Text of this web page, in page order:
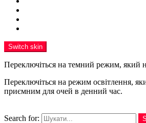
Switch skin
Переключіться на темний режим, який
Переключіться на режим освітлення,
приємним для очей в денний час.
Search for: